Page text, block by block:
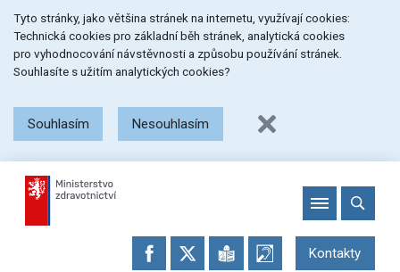
na
menu
na
obsah
na
patičku
stránky
Tyto stránky, jako většina stránek na internetu, využívají cookies:
Technická cookies pro základní běh stránek, analytická cookies
pro vyhodnocování návstěvnosti a způsobu používání stránek.
Souhlasíte s užitím analytických cookies?
Souhlasím Nesouhlasím
Kontakty